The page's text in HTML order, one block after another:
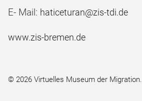
E- Mail: haticeturan@zis-tdi.de
www.zis-bremen.de
© 2026 Virtuelles Museum der Migration.